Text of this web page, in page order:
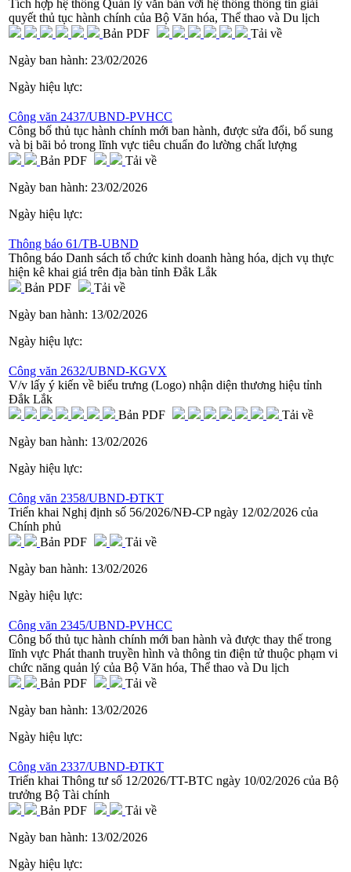
Tích hợp hệ thống Quản lý văn bản với hệ thống thông tin giải
quyết thủ tục hành chính của Bộ Văn hóa, Thể thao và Du lịch
Bản PDF
Tải về
Ngày ban hành: 23/02/2026
Ngày hiệu lực:
Công văn 2437/UBND-PVHCC
Công bố thủ tục hành chính mới ban hành, được sửa đổi, bổ sung
và bị bãi bỏ trong lĩnh vực tiêu chuẩn đo lường chất lượng
Bản PDF
Tải về
Ngày ban hành: 23/02/2026
Ngày hiệu lực:
Thông báo 61/TB-UBND
Thông báo Danh sách tổ chức kinh doanh hàng hóa, dịch vụ thực
hiện kê khai giá trên địa bàn tỉnh Đắk Lắk
Bản PDF
Tải về
Ngày ban hành: 13/02/2026
Ngày hiệu lực:
Công văn 2632/UBND-KGVX
V/v lấy ý kiến về biểu trưng (Logo) nhận diện thương hiệu tỉnh
Đắk Lắk
Bản PDF
Tải về
Ngày ban hành: 13/02/2026
Ngày hiệu lực:
Công văn 2358/UBND-ĐTKT
Triển khai Nghị định số 56/2026/NĐ-CP ngày 12/02/2026 của
Chính phủ
Bản PDF
Tải về
Ngày ban hành: 13/02/2026
Ngày hiệu lực:
Công văn 2345/UBND-PVHCC
Công bố thủ tục hành chính mới ban hành và được thay thế trong
lĩnh vực Phát thanh truyền hình và thông tin điện tử thuộc phạm vi
chức năng quản lý của Bộ Văn hóa, Thể thao và Du lịch
Bản PDF
Tải về
Ngày ban hành: 13/02/2026
Ngày hiệu lực:
Công văn 2337/UBND-ĐTKT
Triển khai Thông tư số 12/2026/TT-BTC ngày 10/02/2026 của Bộ
trưởng Bộ Tài chính
Bản PDF
Tải về
Ngày ban hành: 13/02/2026
Ngày hiệu lực: